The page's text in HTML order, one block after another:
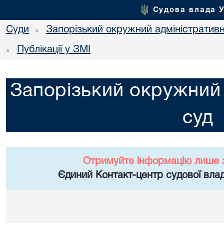
Судова влада
Суди • Запорізький окружний
• Публікації у ЗМІ
Запорізький окружний
суд
Отримуйте інформацію лише
Єдиний Контакт-центр судової